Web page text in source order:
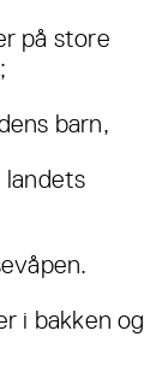
på store
barn,
landets
i bakken og